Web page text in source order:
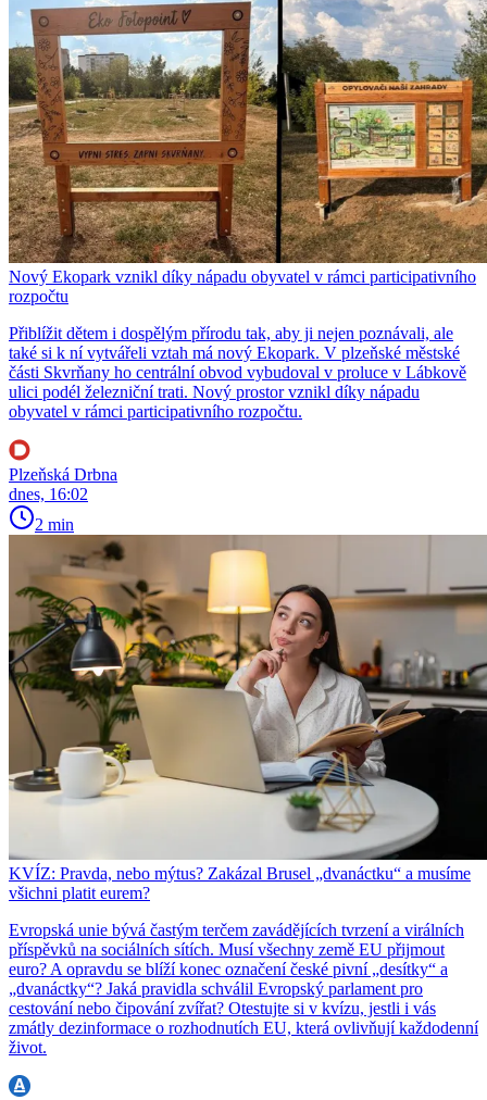
Nový Ekopark vznikl díky nápadu obyvatel v rámci participativního
rozpočtu
Přiblížit dětem i dospělým přírodu tak, aby ji nejen poznávali, ale
také si k ní vytvářeli vztah má nový Ekopark. V plzeňské městské
části Skvrňany ho centrální obvod vybudoval v proluce v Lábkově
ulici podél železniční trati. Nový prostor vznikl díky nápadu
obyvatel v rámci participativního rozpočtu.
Plzeňská Drbna
dnes, 16:02
2 min
KVÍZ: Pravda, nebo mýtus? Zakázal Brusel „dvanáctku“ a musíme
všichni platit eurem?
Evropská unie bývá častým terčem zavádějících tvrzení a virálních
příspěvků na sociálních sítích. Musí všechny země EU přijmout
euro? A opravdu se blíží konec označení české pivní „desítky“ a
„dvanáctky“? Jaká pravidla schválil Evropský parlament pro
cestování nebo čipování zvířat? Otestujte si v kvízu, jestli i vás
zmátly dezinformace o rozhodnutích EU, která ovlivňují každodenní
život.